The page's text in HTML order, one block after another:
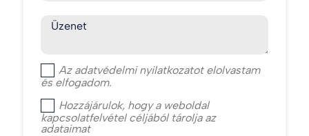
Üzenet
Az adatvédelmi nyilatkozatot elolvastam
és elfogadom.
Hozzájárulok, hogy a weboldal
kapcsolatfelvétel céljából tárolja az
adataimat